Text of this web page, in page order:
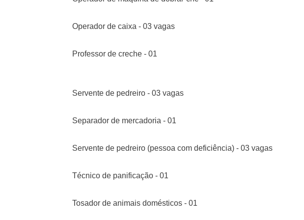
Operador de caixa - 03 vagas
Professor de
Servente de pedreiro - 03 vagas
Separador de mercadoria - 01
Servente de pedreiro (pessoa com deficiência) - 03 vagas
Técnico de panificação - 01
Tosador de animais domésticos - 01